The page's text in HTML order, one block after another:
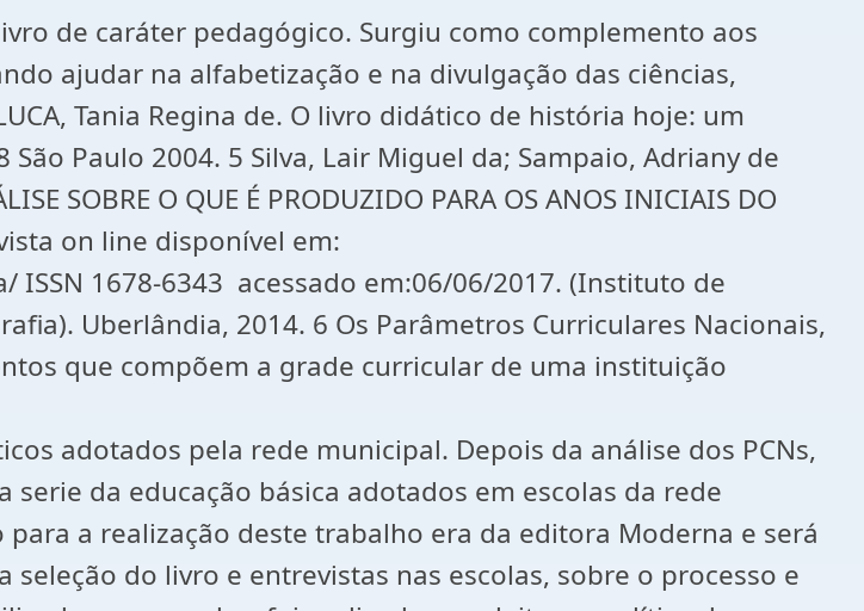
Surgiu como complemento aos
ajudar na alfabetização e na divulgação das ciências,
Tania Regina de. O livro didático de história hoje: um
Paulo 2004. 5 Silva, Lair Miguel da; Sampaio, Adriany de
SOBRE O QUE É PRODUZIDO PARA OS ANOS INICIAIS DO
on line disponível em:
1678-6343 acessado em:06/06/2017. (Instituto de
Uberlândia, 2014. 6 Os Parâmetros Curriculares Nacionais,
que compõem a grade curricular de uma instituição
adotados pela rede municipal. Depois da análise dos PCNs,
da educação básica adotados em escolas da rede
a realização deste trabalho era da editora Moderna e será
do livro e entrevistas nas escolas, sobre o processo e